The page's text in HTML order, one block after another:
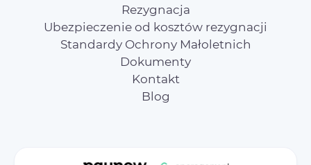
Rezygnacja
Ubezpieczenie od kosztów rezygnacji
Standardy Ochrony Małoletnich
Dokumenty
Kontakt
Blog